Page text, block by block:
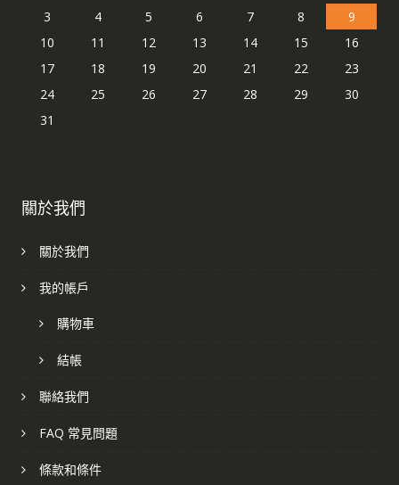
3
4 5 6 7 8
9
10
11 12 13 14 15
16
17
18 19 20 21 22
23
24
25 26 27 28 29
30
31
關於我們
關於我們
我的帳戶
購物車
結帳
聯絡我們
FAQ 常見問題
條款和條件